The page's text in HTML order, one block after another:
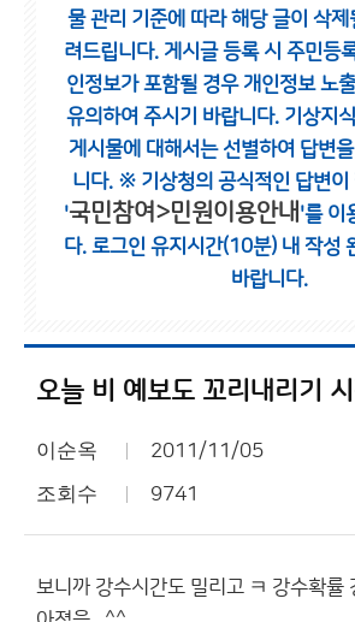
물 관리 기준에 따라 해당 글이 삭
려드립니다. 게시글 등록 시 주민등
인정보가 포함될 경우 개인정보 노
유의하여 주시기 바랍니다. 기상지
게시물에 대해서는 선별하여 답변
니다. ※ 기상청의 공식적인 답변이
'국민참여>민원이용안내 '를 이
다. 로그인 유지시간(10분) 내 작성
바랍니다.
오늘 비 예보도 꼬리내리기
이순옥 2011/11/05
조회수 9741
보니까 강수시간도 밀리고 ㅋ 강수확률